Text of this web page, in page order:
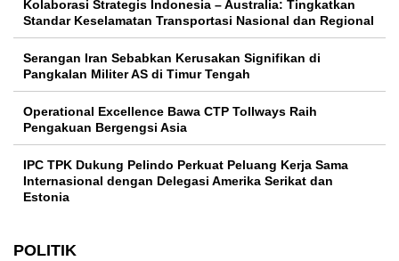
Kolaborasi Strategis Indonesia – Australia: Tingkatkan
Standar Keselamatan Transportasi Nasional dan Regional
Serangan Iran Sebabkan Kerusakan Signifikan di
Pangkalan Militer AS di Timur Tengah
Operational Excellence Bawa CTP Tollways Raih
Pengakuan Bergengsi Asia
IPC TPK Dukung Pelindo Perkuat Peluang Kerja Sama
Internasional dengan Delegasi Amerika Serikat dan
Estonia
POLITIK